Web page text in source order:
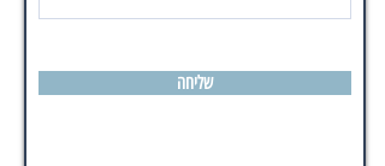
שליחה